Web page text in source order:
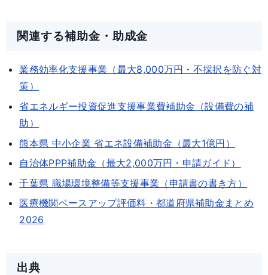
関連する補助金・助成金
業務効率化支援事業（最大8,000万円・不採択を防ぐ対
策）
省エネルギー投資促進支援事業費補助金（設備費の補
助）
熊本県 中小企業 省エネ設備補助金（最大1億円）
自治体PPP補助金（最大2,000万円・申請ガイド）
千葉県 職場環境整備等支援事業（申請書の書き方）
医療機関ベースアップ評価料・都道府県補助金まとめ
2026
出典